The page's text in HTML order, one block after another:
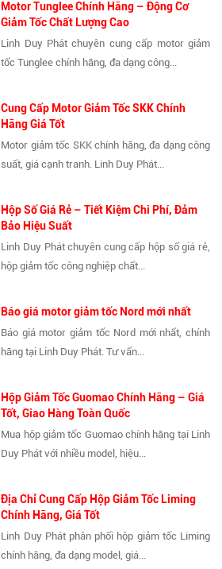
Motor Tunglee Chính Hãng – Động Cơ
Giảm Tốc Chất Lượng Cao
Linh Duy Phát chuyên cung cấp motor giảm
tốc Tunglee chính hãng, đa dạng công...
Cung Cấp Motor Giảm Tốc SKK Chính
Hãng Giá Tốt
Motor giảm tốc SKK chính hãng, đa dạng công
suất, giá cạnh tranh. Linh Duy Phát...
Hộp Số Giá Rẻ – Tiết Kiệm Chi Phí, Đảm
Bảo Hiệu Suất
Linh Duy Phát chuyên cung cấp hộp số giá rẻ,
hộp giảm tốc công nghiệp chất...
Báo giá motor giảm tốc Nord mới nhất
Báo giá motor giảm tốc Nord mới nhất, chính
hãng tại Linh Duy Phát. Tư vấn...
Hộp Giảm Tốc Guomao Chính Hãng – Giá
Tốt, Giao Hàng Toàn Quốc
Mua hộp giảm tốc Guomao chính hãng tại Linh
Duy Phát với nhiều model, hiệu...
Địa Chỉ Cung Cấp Hộp Giảm Tốc Liming
Chính Hãng, Giá Tốt
Linh Duy Phát phân phối hộp giảm tốc Liming
chính hãng, đa dạng model, giá...